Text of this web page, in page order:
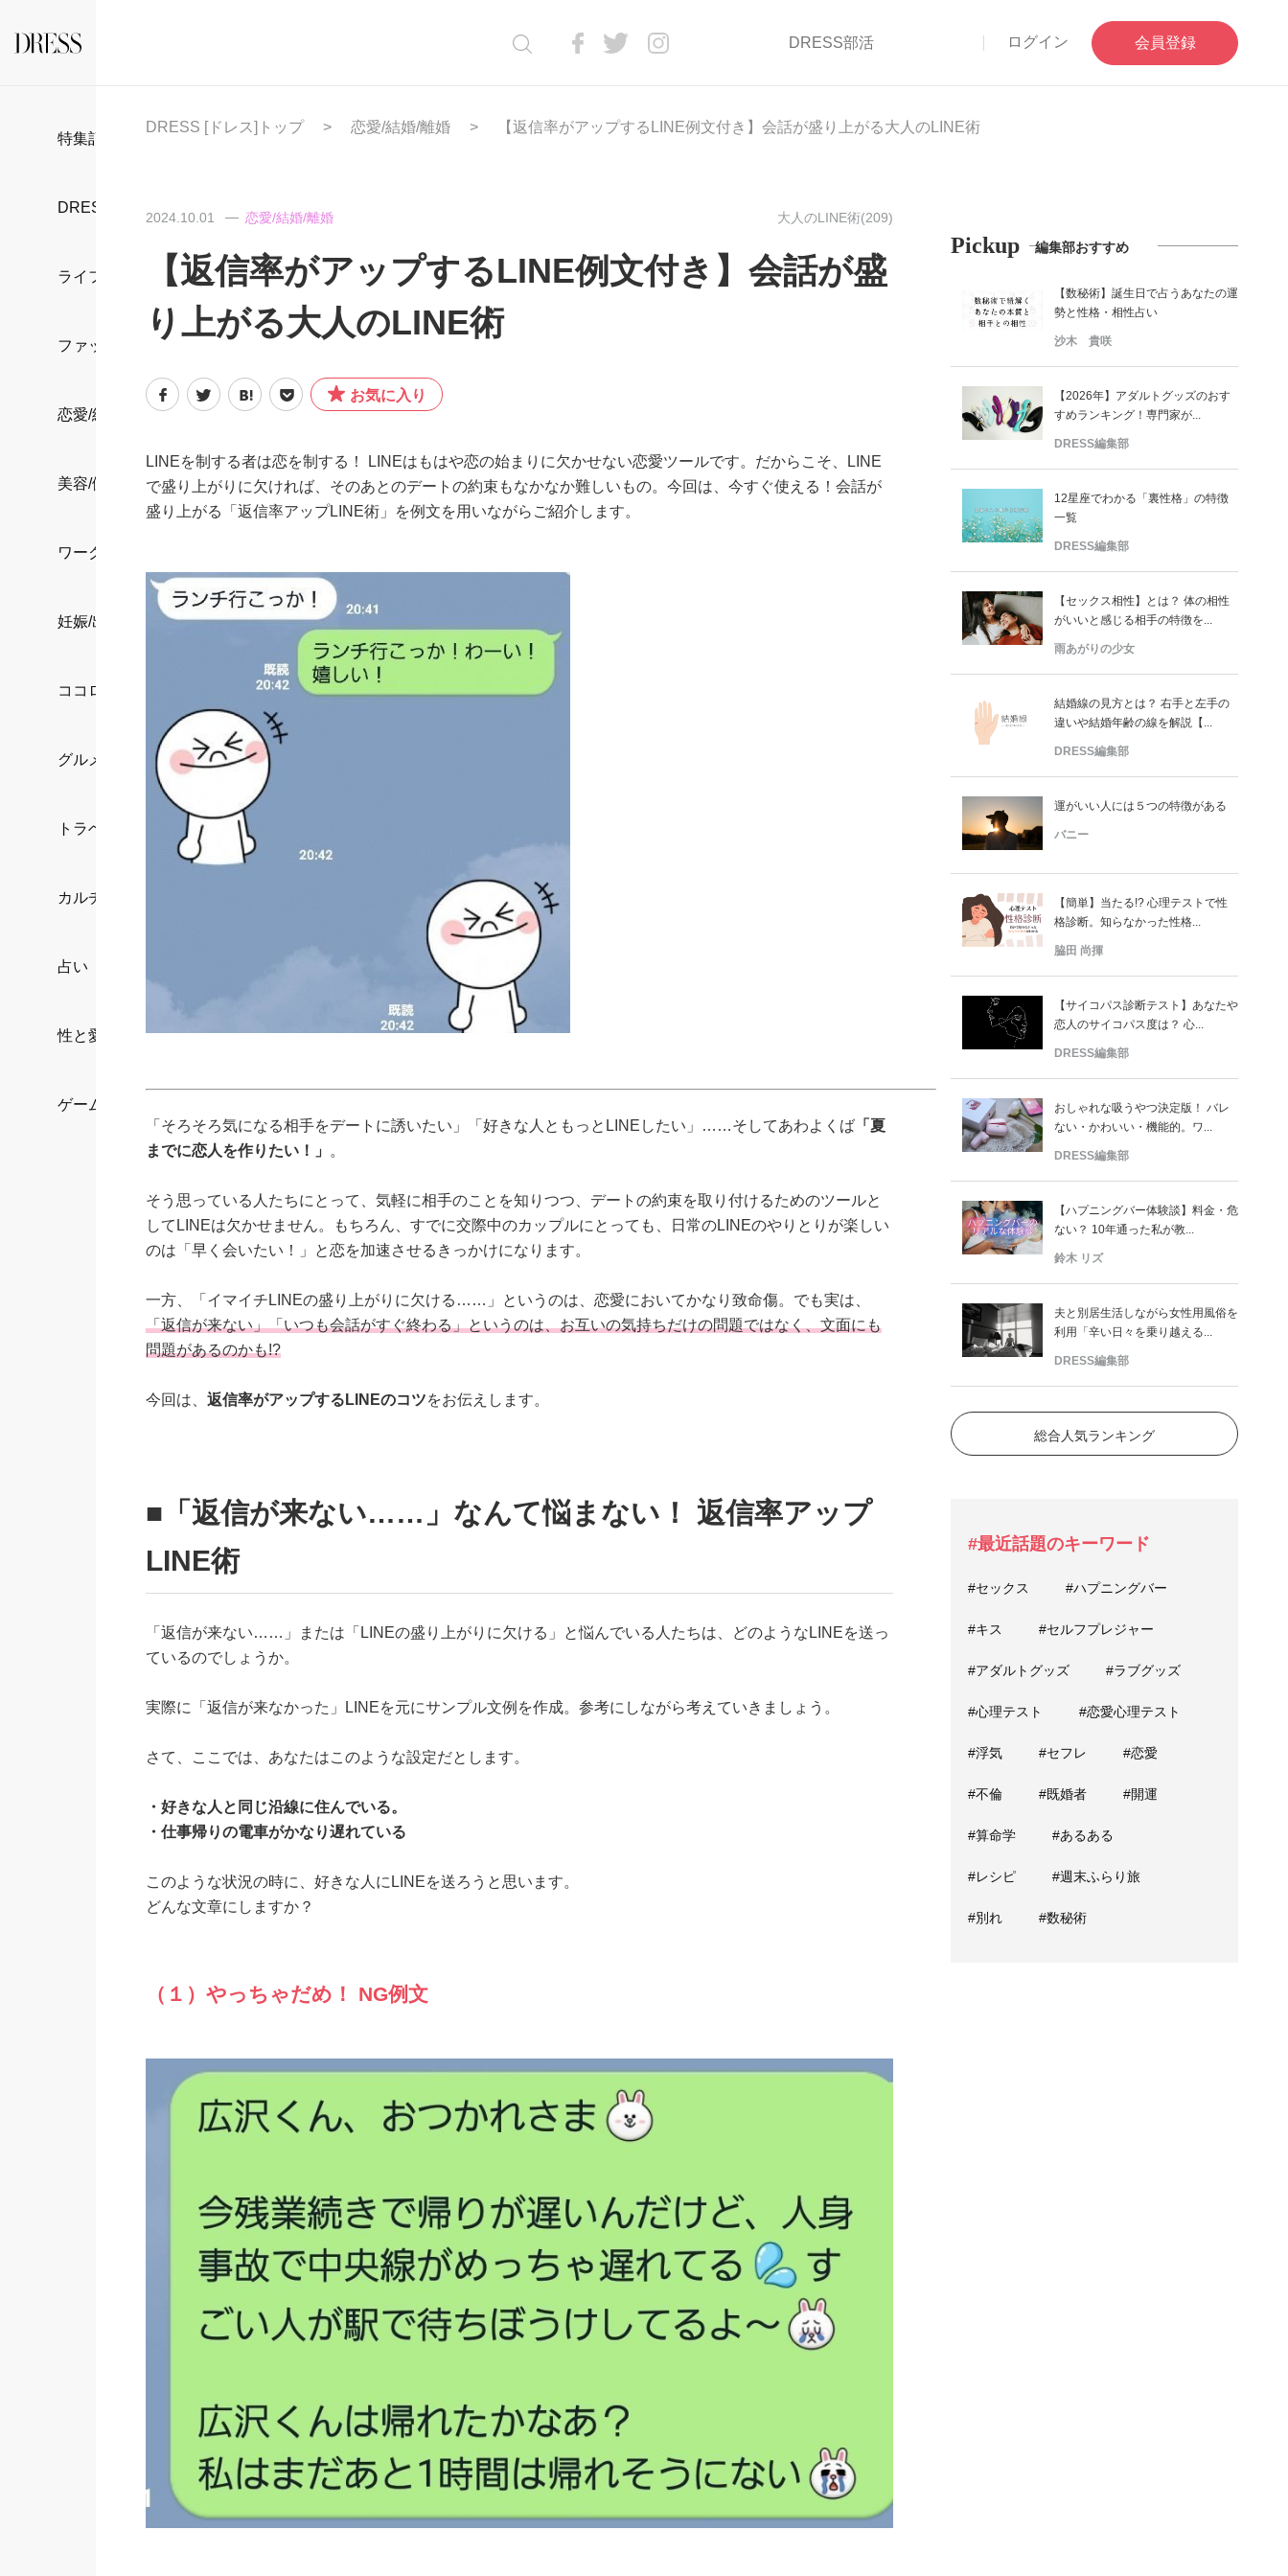
DRESS部活 ログイン 会員登録
特集記事
DRESS部活
ライフスタイル
ファッション
恋愛/結婚/離婚
美容/健康
ワークスタイル
妊娠/出産/家族
ココロ/カラダ
グルメ
トラベル
カルチャー/エンタメ
占い
性と愛
ゲーム
DRESS [ドレス]トップ 恋愛/結婚/離婚 【返信率がアップするLINE例文付き】会話が盛り上がる大人のLINE術
2024.10.01 恋愛/結婚/離婚 大人のLINE術(209)
【返信率がアップするLINE例文付き】会話が盛
り上がる大人のLINE術
お気に入り
LINEを制する者は恋を制する！ LINEはもはや恋の始まりに欠かせない恋愛ツールです。だからこそ、LINE
で盛り上がりに欠ければ、そのあとのデートの約束もなかなか難しいもの。今回は、今すぐ使える！会話が
盛り上がる「返信率アップLINE術」を例文を用いながらご紹介します。
「そろそろ気になる相手をデートに誘いたい」「好きな人ともっとLINEしたい」……そしてあわよくば 「夏
までに恋人を作りたい！」
。
そう思っている人たちにとって、気軽に相手のことを知りつつ、デートの約束を取り付けるためのツールと
してLINEは欠かせません。もちろん、すでに交際中のカップルにとっても、日常のLINEのやりとりが楽しい
のは「早く会いたい！」と恋を加速させるきっかけになります。
一方、「イマイチLINEの盛り上がりに欠ける……」というのは、恋愛においてかなり致命傷。でも実は、
「返信が来ない」「いつも会話がすぐ終わる」というのは、お互いの気持ちだけの問題ではなく、文面にも
問題があるのかも!?
今回は、 返信率がアップするLINEのコツをお伝えします。
■「返信が来ない……」なんて悩まない！ 返信率アップ
LINE術
「返信が来ない……」または「LINEの盛り上がりに欠ける」と悩んでいる人たちは、どのようなLINEを送っ
ているのでしょうか。
実際に「返信が来なかった」LINEを元にサンプル文例を作成。参考にしながら考えていきましょう。
さて、ここでは、あなたはこのような設定だとします。
・好きな人と同じ沿線に住んでいる。
・仕事帰りの電車がかなり遅れている
このような状況の時に、好きな人にLINEを送ろうと思います。
どんな文章にしますか？
（１）やっちゃだめ！ NG例文
Pickup 編集部おすすめ
【数秘術】誕生日で占うあなたの運
勢と性格・相性占い
沙木 貴咲
【2026年】アダルトグッズのおす
すめランキング！専門家が...
DRESS編集部
12星座でわかる「裏性格」の特徴
一覧
DRESS編集部
【セックス相性】とは？ 体の相性
がいいと感じる相手の特徴を...
雨あがりの少女
結婚線の見方とは？ 右手と左手の
違いや結婚年齢の線を解説【...
DRESS編集部
運がいい人には５つの特徴がある
バニー
【簡単】当たる!? 心理テストで性
格診断。知らなかった性格...
脇田 尚揮
【サイコパス診断テスト】あなたや
恋人のサイコパス度は？ 心...
DRESS編集部
おしゃれな吸うやつ決定版！ バレ
ない・かわいい・機能的。ワ...
DRESS編集部
【ハプニングバー体験談】料金・危
ない？ 10年通った私が教...
鈴木 リズ
夫と別居生活しながら女性用風俗を
利用「辛い日々を乗り越える...
DRESS編集部
総合人気ランキング
#最近話題のキーワード
#セックス #ハプニングバー
#キス #セルフプレジャー
#アダルトグッズ #ラブグッズ
#心理テスト #恋愛心理テスト
#浮気 #セフレ #恋愛
#不倫 #既婚者 #開運
#算命学 #あるある
#レシピ #週末ふらり旅
#別れ #数秘術